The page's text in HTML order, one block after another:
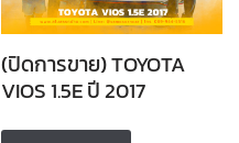
(ปิดการขาย) TOYOTA
VIOS 1.5E ปี 2017